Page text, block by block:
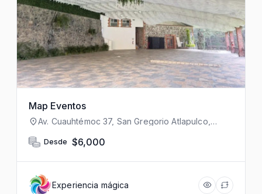
Map Eventos
Av. Cuauhtémoc 37, San Gregorio Atlapulco,
México
Desde $6,000
Experiencia mágica